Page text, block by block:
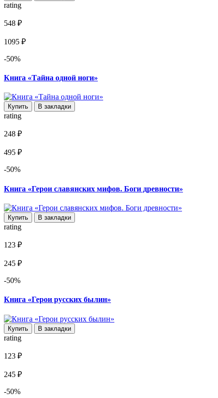
rating
548 ₽
1095 ₽
-50%
Книга «Тайна одной ноги»
Купить В закладки
rating
248 ₽
495 ₽
-50%
Книга «Герои славянских мифов. Боги древности»
Купить В закладки
rating
123 ₽
245 ₽
-50%
Книга «Герои русских былин»
Купить В закладки
rating
123 ₽
245 ₽
-50%